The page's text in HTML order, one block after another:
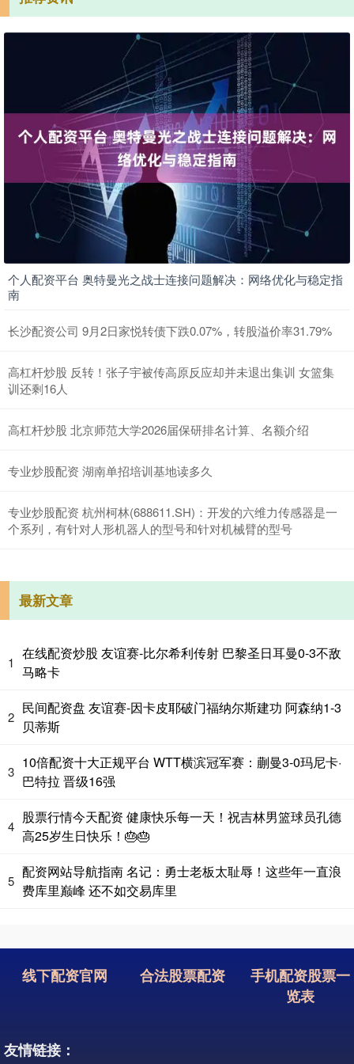
个人配资平台 奥特曼光之战士连接问题解决：网络优化与稳定指
南
长沙配资公司 9月2日家悦转债下跌0.07%，转股溢价率31.79%
高杠杆炒股 反转！张子宇被传高原反应却并未退出集训 女篮集
训还剩16人
高杠杆炒股 北京师范大学2026届保研排名计算、名额介绍
专业炒股配资 湖南单招培训基地读多久
专业炒股配资 杭州柯林(688611.SH)：开发的六维力传感器是一
个系列，有针对人形机器人的型号和针对机械臂的型号
最新文章
1
在线配资炒股 友谊赛-比尔希利传射 巴黎圣日耳曼0-3不敌
马略卡
2
民间配资盘 友谊赛-因卡皮耶破门福纳尔斯建功 阿森纳1-3
贝蒂斯
3
10倍配资十大正规平台 WTT横滨冠军赛：蒯曼3-0玛尼卡·
巴特拉 晋级16强
4
股票行情今天配资 健康快乐每一天！祝吉林男篮球员孔德
高25岁生日快乐！🎂🎂
5
配资网站导航指南 名记：勇士老板太耻辱！这些年一直浪
费库里巅峰 还不如交易库里
线下配资官网 合法股票配资
手机配资股票一
览表
友情链接：